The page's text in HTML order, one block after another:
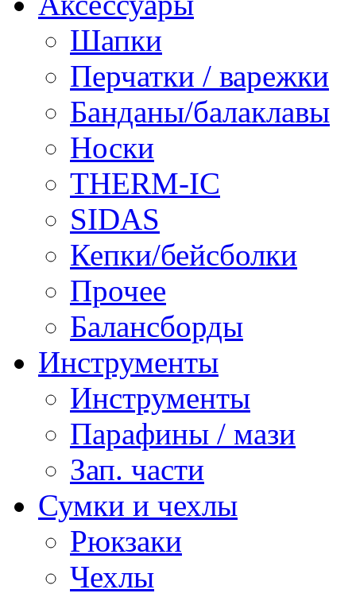
Шапки
Перчатки / варежки
Банданы/балаклавы
Носки
THERM-IC
SIDAS
Кепки/бейсболки
Прочее
Балансборды
Инструменты
Инструменты
Парафины / мази
Зап. части
Сумки и чехлы
Рюкзаки
Чехлы